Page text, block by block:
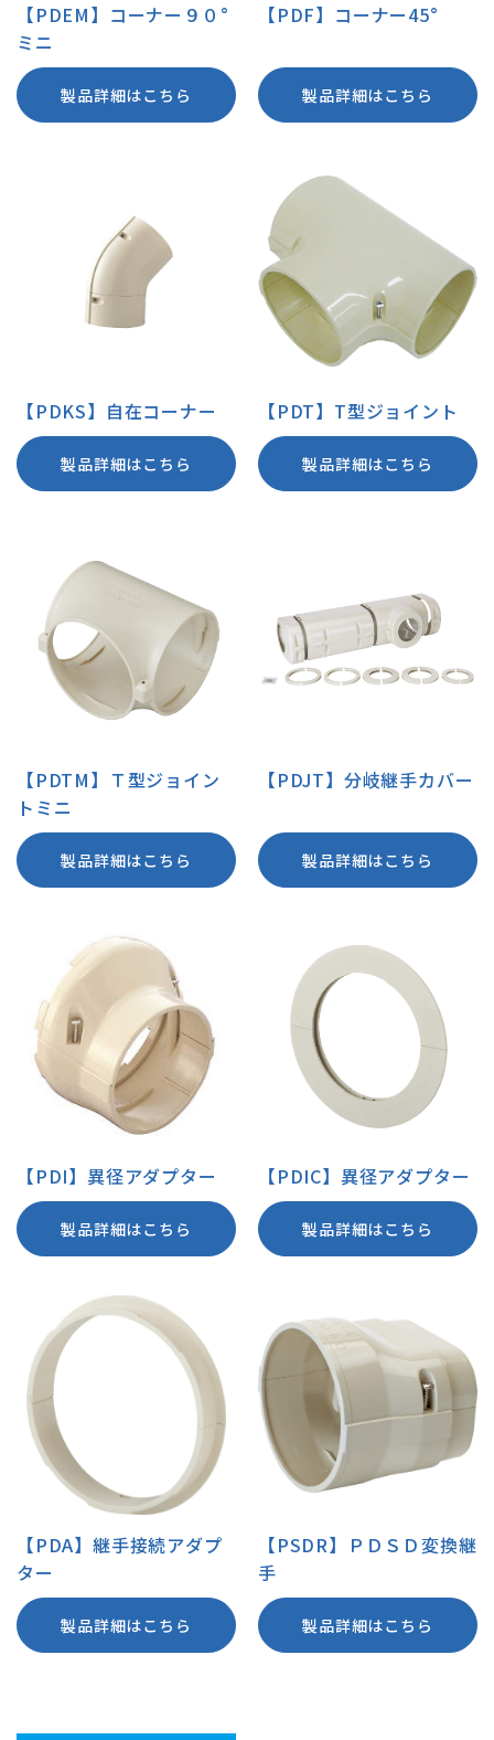
【PDEM】コーナー９０°
ミニ
製品詳細はこちら
【PDF】コーナー45°
製品詳細はこちら
【PDKS】自在コーナー
製品詳細はこちら
【PDT】T型ジョイント
製品詳細はこちら
【PDTM】Ｔ型ジョイン
トミニ
製品詳細はこちら
【PDJT】分岐継手カバー
製品詳細はこちら
【PDI】異径アダプター
製品詳細はこちら
【PDIC】異径アダプター
製品詳細はこちら
【PDA】継手接続アダプ
ター
製品詳細はこちら
【PSDR】ＰＤＳＤ変換継
手
製品詳細はこちら